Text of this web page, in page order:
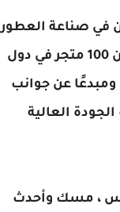
الحاليين في صناعة العطور
في ثلاث علامات تجارية للعطور: هند العود وخلات وأنفاسك دخون. حاليا ، لدينا أكثر من 100 متجر في دول
ومبدعًا عن جوانب
العالية
، مسك وأحدث